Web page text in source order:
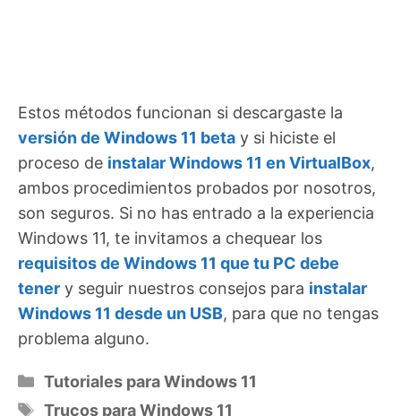
Estos métodos funcionan si descargaste la
versión de Windows 11 beta y si hiciste el
proceso de instalar Windows 11 en VirtualBox,
ambos procedimientos probados por nosotros,
son seguros. Si no has entrado a la experiencia
Windows 11, te invitamos a chequear los
requisitos de Windows 11 que tu PC debe
tener y seguir nuestros consejos para instalar
Windows 11 desde un USB, para que no tengas
problema alguno.
Categorías
Tutoriales para Windows 11
Etiquetas
Trucos para Windows 11